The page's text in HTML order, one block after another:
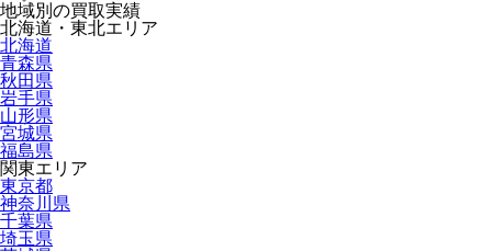
地域別の買取実績
北海道・東北エリア
北海道
青森県
秋田県
岩手県
山形県
宮城県
福島県
関東エリア
東京都
神奈川県
千葉県
埼玉県